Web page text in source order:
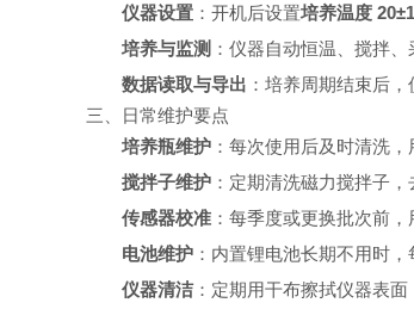
仪器设置 ：开机后设置培养温度
培养与监测 ：仪器自动恒温、搅拌
数据读取与导出 ：培养周期结束后
三、日常维护要点
培养瓶维护 ：每次使用后及时清洗
搅拌子维护 ：定期清洗磁力搅拌子
传感器校准 ：每季度或更换批次前，
电池维护 ：内置锂电池长期不用时
仪器清洁：定期用干布擦拭仪器表面